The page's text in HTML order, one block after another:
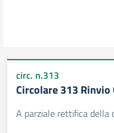
circ. n.313
Circolare 313 Rinvio
A parziale rettifica della